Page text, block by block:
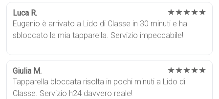
Luca R. ★★★★★
Eugenio è arrivato a Lido di Classe in 30 minuti e ha
sbloccato la mia tapparella. Servizio impeccabile!
Giulia M. ★★★★★
Tapparella bloccata risolta in pochi minuti a Lido di
Classe. Servizio h24 davvero reale!